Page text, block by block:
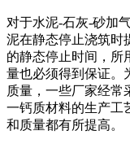
对于水泥-石灰-砂加
泥在静态停止浇筑时
的静态停止时间，所
量也必须得到保证。
质量，一些厂家经常
一钙质材料的生产工
和质量都有所提高。